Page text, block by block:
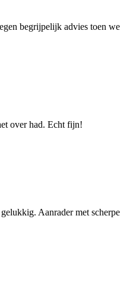
begrijpelijk advies toen we
over had. Echt fijn!
Aanrader met scherpe